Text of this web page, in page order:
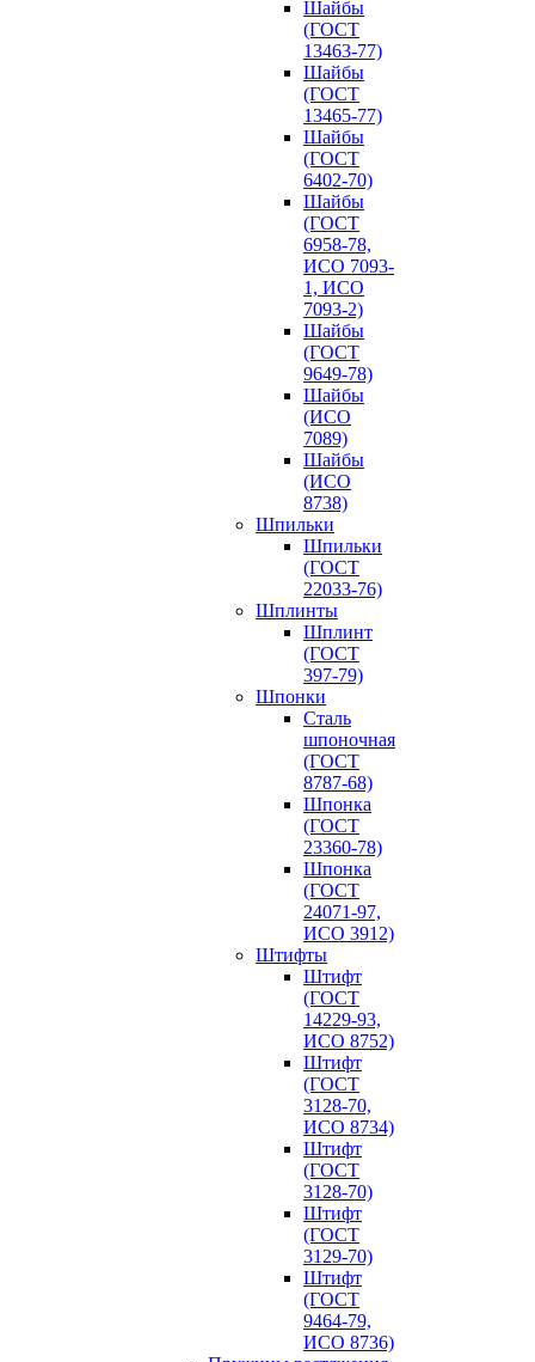
Шайбы
(ГОСТ
13463-77)
Шайбы
(ГОСТ
13465-77)
Шайбы
(ГОСТ
6402-70)
Шайбы
(ГОСТ
6958-78,
ИСО 7093-
1, ИСО
7093-2)
Шайбы
(ГОСТ
9649-78)
Шайбы
(ИСО
7089)
Шайбы
(ИСО
8738)
Шпильки
Шпильки
(ГОСТ
22033-76)
Шплинты
Шплинт
(ГОСТ
397-79)
Шпонки
Сталь
шпоночная
(ГОСТ
8787-68)
Шпонка
(ГОСТ
23360-78)
Шпонка
(ГОСТ
24071-97,
ИСО 3912)
Штифты
Штифт
(ГОСТ
14229-93,
ИСО 8752)
Штифт
(ГОСТ
3128-70,
ИСО 8734)
Штифт
(ГОСТ
3128-70)
Штифт
(ГОСТ
3129-70)
Штифт
(ГОСТ
9464-79,
ИСО 8736)